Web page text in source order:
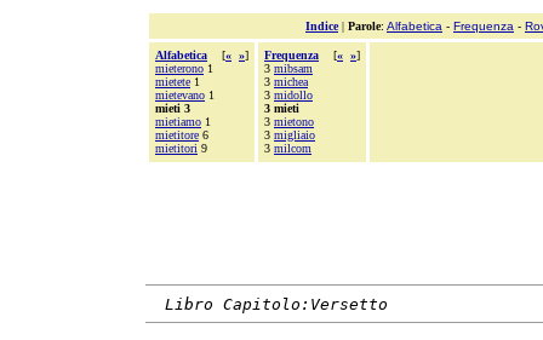
Indice| Parole: Alfabetica - Frequenza -
Alfabetica [« »]
mieterono 1
mietete 1
mietevano 1
mieti 3
mietiamo 1
mietitore 6
mietitori 9
Frequenza [« »]
3 mibsam
3 michea
3 midollo
3 mieti
3 mietono
3 migliaio
3 milcom
Libro Capitolo:Versetto